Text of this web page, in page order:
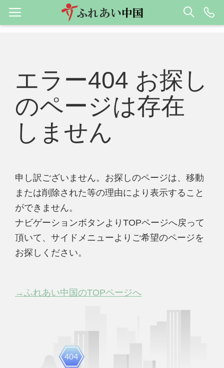
エラー404 お探し
のページは存在
しません
申し訳ございません。お探しのページは、移動
または削除された等の理由により表示すること
ができません。
ナビゲーションボタンよりTOPページへ戻って
頂いて、サイドメニューよりご希望のページを
お探しください。
→ふれあい中国のTOPページへ